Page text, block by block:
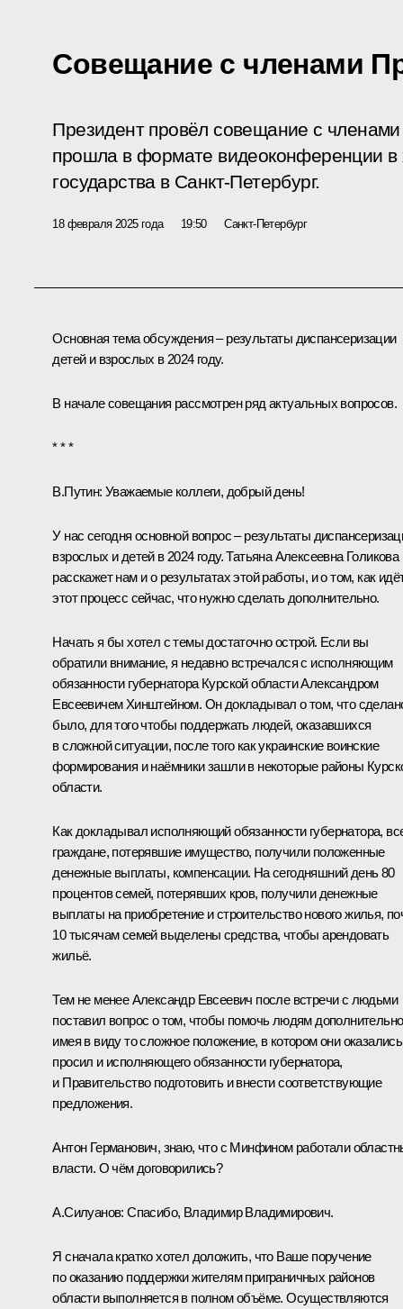
Совещание с членами
Президент провёл совещание с
прошла в формате видеоконференции в
государства в Санкт-Петербург.
18 февраля 2025 года 19:50 Санкт-Петербург
Основная тема обсуждения – результаты диспансеризации
детей и взрослых в 2024 году.
В начале совещания рассмотрен ряд актуальных вопросов.
* * *
В.Путин: Уважаемые коллеги, добрый день!
У нас сегодня основной вопрос – результаты
взрослых и детей в 2024 году. Татьяна Алексеевна Голикова
расскажет нам и о результатах этой работы, и о том, как
этот процесс сейчас, что нужно сделать дополнительно.
Начать я бы хотел с темы достаточно острой. Если вы
обратили внимание, я недавно встречался с исполняющим
обязанности губернатора Курской области Александром
Евсеевичем Хинштейном. Он докладывал о том, что
было, для того чтобы поддержать людей, оказавшихся
в сложной ситуации, после того как украинские воинские
формирования и наёмники зашли в некоторые районы
области.
Как докладывал исполняющий обязанности губернатора,
граждане, потерявшие имущество, получили положенные
денежные выплаты, компенсации. На сегодняшний день 80
процентов семей, потерявших кров, получили денежные
выплаты на приобретение и строительство нового жилья,
10 тысячам семей выделены средства, чтобы арендовать
жильё.
Тем не менее Александр Евсеевич после встречи с людьми
поставил вопрос о том, чтобы помочь людям
имея в виду то сложное положение, в котором они
просил и исполняющего обязанности губернатора,
и Правительство подготовить и внести соответствующие
предложения.
Антон Германович, знаю, что с Минфином работали
власти. О чём договорились?
А.Силуанов: Спасибо, Владимир Владимирович.
Я сначала кратко хотел доложить, что Ваше поручение
по оказанию поддержки жителям приграничных районов
области выполняется в полном объёме. Осуществляются